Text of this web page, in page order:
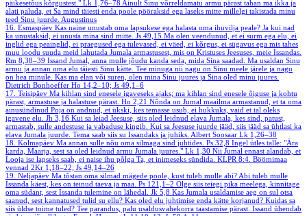
päikesetõus kõrgustest." Lk 1,76–78 Ainult Sinu võrreldamatu armu pärast tahan ma ikka ja
alati paluda, et Sa mind täiesti enda poole pööraksid ega laseks mitte millelgi takistada minu
teed Sinu juurde. Augustinus
16. Esmaspäev Kas naine unustab oma lapsukese ega halasta oma ihuvilja peale? Ja kui nad
ka unustaksid, ei unusta mina sind mitte. Js 49,15 Ma olen veendunud, et ei surm ega elu, ei
inglid ega peainglid, ei praegused ega tulevased, ei väed, ei kõrgus, ei sügavus ega mis tahes
muu loodu suuda meid lahutada Jumala armastusest, mis on Kristuses Jeesuses, meie Issandas.
Rm 8,38–39 Issand Jumal, anna mulle jõudu kanda seda, mida Sina saadad. Ma usaldan Sinu
armu ja annan oma elu täiesti Sinu kätte. Tee minuga nii nagu on Sinu meele järele ja nagu
on hea minule. Kas ma elan või suren, olen mina Sinu juures ja Sina oled minu juures.
Dietrich Bonhoeffer Ho 14,2–10; Js 49,1–6
17. Teisipäev Ma kihlan sind enesele igaveseks ajaks; ma kihlan sind enesele õiguse ja kohtu
pärast, armastuse ja halastuse pärast. Ho 2,21 Nõnda on Jumal maailma armastanud, et ta oma
ainusündinud Poja on andnud, et ükski, kes temasse usub, ei hukkuks, vaid et tal oleks
igavene elu. Jh 3,16 Kui sa leiad Jeesuse, siis oled leidnud elava Jumala, kes sind, patust,
armastab, sulle andestuse ja vabaduse kingib. Kui sa Jeesuse juurde jääd, siis jääd sa ühtlasi ka
elava Jumala juurde. Tema saab siis su Issandaks ja juhiks. Albert Soosaar Lk 1,26–38
18. Kolmapäev Ma annan sulle nõu oma silmaga sind juhtides. Ps 32,8 Ingel ütles talle: "Ära
karda, Maarja, sest sa oled leidnud armu Jumala juures." Lk 1,30 Nii Jumal ennast alandab, et
Looja ise lapseks saab, ei naise ihu põlga Ta, et inimeseks sündida. KLPR 8:4. Böömimaa
vennad 2Kr 1,18–22; Js 49,14–26
19. Neljapäev Ma tõstan oma silmad mägede poole, kust tuleb mulle abi? Abi tuleb mulle
Issanda käest, kes on teinud taeva ja maa. Ps 121,1–2 Olge siis teiegi pika meelega, kinnitage
oma südant, sest Issanda tulemine on lähedal. Jk 5,8 Kas Jumala usaldamise aeg on sul otsa
saanud, sest kannatused tulid su ellu? Kas oled elu juhtimise enda kätte korjanud? Kuidas sa
siis üldse toime tuled? Tee parandus, palu usaldusvahekorra taastamise pärast. Issand ühendab